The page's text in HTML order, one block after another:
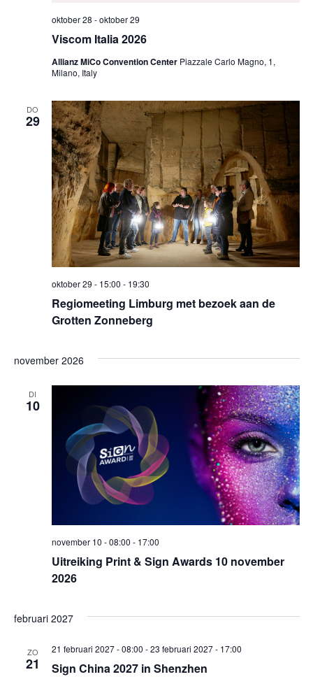
Viscom Italia 2026
oktober 28 -oktober 29
Allianz MiCo Convention Center Piazzale Carlo Magno, 1,
Milano, Italy
DO
29
Regiomeeting Limburg met bezoek aan de
Grotten Zonneberg
oktober 29 - 15:00 - 19:30
november 2026
DI
10
Uitreiking Print & Sign Awards 10 november
2026
november 10 - 08:00 - 17:00
februari 2027
ZO
21 Sign China 2027 in Shenzhen
21 februari 2027 - 08:00 -23 februari 2027 - 17:00